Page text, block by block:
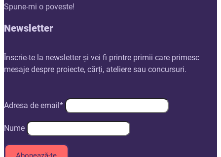
Spune-mi o poveste!
Newsletter
Înscrie-te la newsletter și vei fi printre primii care primesc
mesaje despre proiecte, cărți, ateliere sau concursuri.
Adresa de email*
Nume